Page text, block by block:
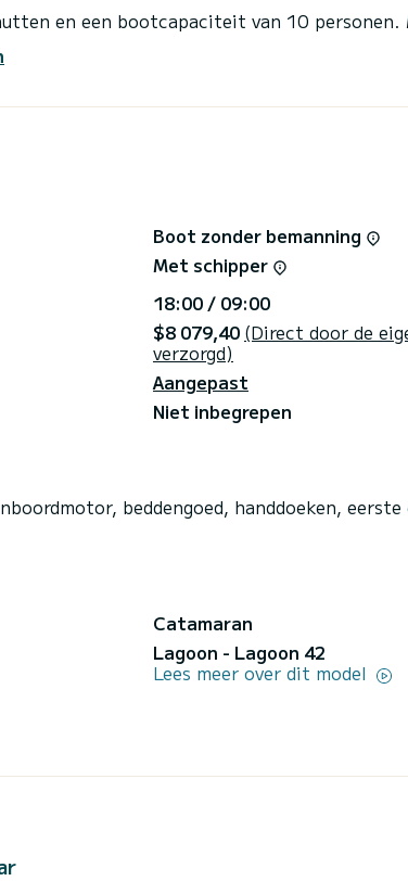
en een bootcapaciteit van 10 personen.
Bas du Fort
met douche
grootzeil en een rolgenua. Het
te nemen voor elke offerteaanvraag, u wordt
Boot zonder bemanning
Met schipper
18:00 / 09:00
$8 079,40 (Direct door de
verzorgd)
Aangepast
Niet inbegrepen
beddengoed, handdoeken,
Catamaran
Lagoon - Lagoon 42
Lees meer over dit model